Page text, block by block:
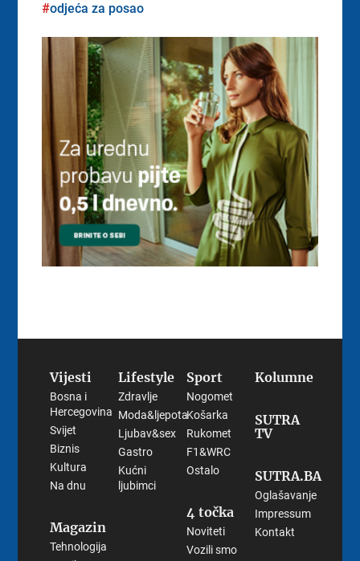
odjeća za posao
Vijesti
Bosna i
Hercegovina
Svijet
Biznis
Kultura
Na dnu
Magazin
Tehnologija
Lifestyle
Zdravlje
Moda&ljepota
Ljubav&sex
Gastro
Kućni
ljubimci
Sport
Nogomet
Košarka
Rukomet
F1&WRC
Ostalo
4 točka
Noviteti
Vozili smo
Kolumne
SUTRA
TV
SUTRA.BA
Oglašavanje
Impressum
Kontakt